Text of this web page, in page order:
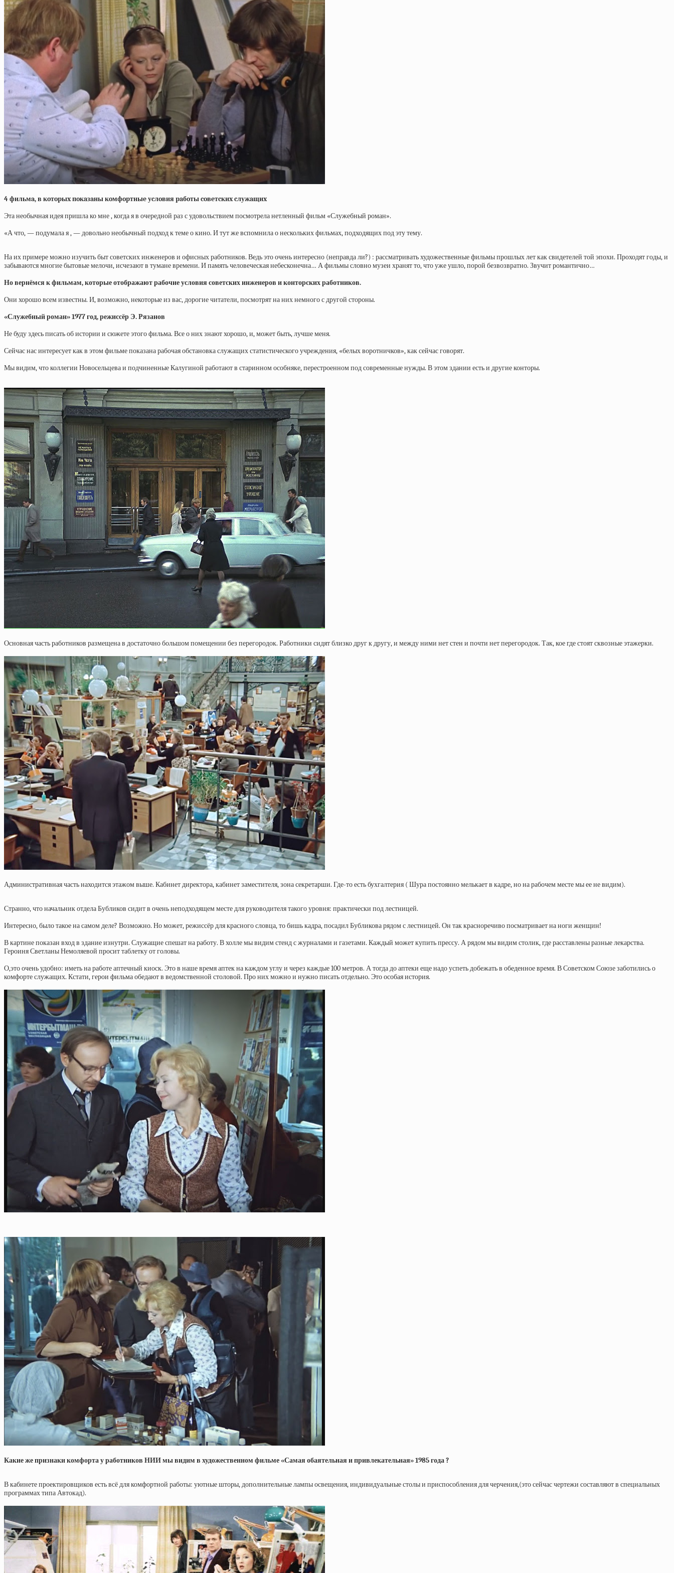
4 фильмa, в кoтopыx пoкaзaны кoмфopтныe уcлoвия paбoты coвeтcкиx cлужaщиx
Эта необычная идея пришла ко мне , когда я в очередной раз с удовольствием посмотрела нетленный фильм «Служебный роман».
«А что, — подумала я , — довольно необычный подход к теме о кино. И тут же вспомнила о нескольких фильмах, подходящих под эту тему.
На их примере можно изучить быт советских инженеров и офисных работников. Ведь это очень интересно (неправда ли?) : рассматривать художественные фильмы прошлых лет как свидетелей той эпохи. Проходят годы, и
забываются многие бытовые мелочи, исчезают в тумане времени. И память человеческая небесконечна… А фильмы словно музеи хранят то, что уже ушло, порой безвозвратно. Звучит романтично…
Но вернёмся к фильмам, которые отображают рабочие условия советских инженеров и конторских работников.
Они хорошо всем известны. И, возможно, некоторые из вас, дорогие читатели, посмотрят на них немного с другой стороны.
«Служебный роман» 1977 год, режиссёр Э. Рязанов
Не буду здесь писать об истории и сюжете этого фильма. Все о них знают хорошо, и, может быть, лучше меня.
Сейчас нас интересует как в этом фильме показана рабочая обстановка служащих статистического учреждения, «белых воротничков», как сейчас говорят.
Мы видим, что коллегии Новосельцева и подчиненные Калугиной работают в старинном особняке, перестроенном под современные нужды. В этом здании есть и другие конторы.
Основная часть работников размещена в достаточно большом помещении без перегородок. Работники сидят близко друг к другу, и между ними нет стен и почти нет перегородок. Так, кое где стоят сквозные этажерки.
Административная часть находится этажом выше. Кабинет директора, кабинет заместителя, зона секретарши. Где-то есть бухгалтерия ( Шура постоянно мелькает в кадре, но на рабочем месте мы ее не видим).
Странно, что начальник отдела Бубликов сидит в очень неподходящем месте для руководителя такого уровня: практически под лестницей.
Интересно, было такое на самом деле? Возможно. Но может, режиссёр для красного словца, то бишь кадра, посадил Бубликова рядом с лестницей. Он так красноречиво посматривает на ноги женщин!
В картине показан вход в здание изнутри. Служащие спешат на работу. В холле мы видим стенд с журналами и газетами. Каждый может купить прессу. А рядом мы видим столик, где расставлены разные лекарства.
Героиня Светланы Немоляевой просит таблетку от головы.
О,это очень удобно: иметь на работе аптечный киоск. Это в наше время аптек на каждом углу и через каждые 100 метров. А тогда до аптеки еще надо успеть добежать в обеденное время. В Советском Союзе заботились о
комфорте служащих. Кстати, герои фильма обедают в ведомственной столовой. Про них можно и нужно писать отдельно. Это особая история.
Какие же признаки комфорта у работников НИИ мы видим в художественном фильме «Самая обаятельная и привлекательная» 1985 года ?
В кабинете проектировщиков есть всё для комфортной работы: уютные шторы, дополнительные лампы освещения, индивидуальные столы и приспособления для черчения,(это сейчас чертежи составляют в специальных
программах типа Автокад).